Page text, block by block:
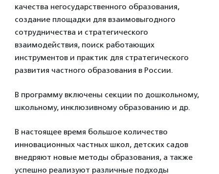
качества негосударственного образования,
создание площадки для взаимовыгодного
сотрудничества и стратегического
взаимодействия, поиск работающих
инструментов и практик для стратегического
развития частного образования в России.
В программу включены секции по дошкольному,
школьному, инклюзивному образованию и др.
В настоящее время большое количество
инновационных частных школ, детских садов
внедряют новые методы образования, а также
успешно реализуют различные подходы